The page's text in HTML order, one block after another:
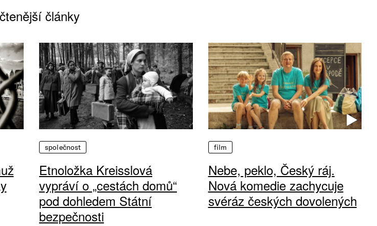
články
společnost
Etnoložka Kreisslová
vypráví o „cestách domů“
pod dohledem Státní
bezpečnosti
film
Nebe, peklo, Český ráj.
Nová komedie zachycuje
svéráz českých dovolených